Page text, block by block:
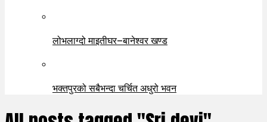
लोभलाग्दो माइतीघर–बानेश्वर खण्ड
भक्तपुरको सबैभन्दा चर्चित अधुरो भवन